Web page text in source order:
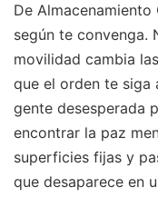
De Almacenamiento
según te convenga.
movilidad cambia
que el orden te siga
gente desesperada
encontrar la paz
superficies fijas y
que desaparece en